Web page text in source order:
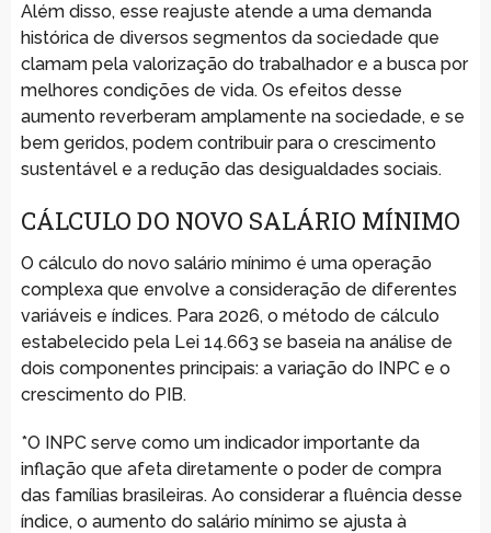
Além disso, esse reajuste atende a uma demanda
histórica de diversos segmentos da sociedade que
clamam pela valorização do trabalhador e a busca por
melhores condições de vida. Os efeitos desse
aumento reverberam amplamente na sociedade, e se
bem geridos, podem contribuir para o crescimento
sustentável e a redução das desigualdades sociais.
CÁLCULO DO NOVO SALÁRIO MÍNIMO
O cálculo do novo salário mínimo é uma operação
complexa que envolve a consideração de diferentes
variáveis e índices. Para 2026, o método de cálculo
estabelecido pela Lei 14.663 se baseia na análise de
dois componentes principais: a variação do INPC e o
crescimento do PIB.
*O INPC serve como um indicador importante da
inflação que afeta diretamente o poder de compra
das famílias brasileiras. Ao considerar a fluência desse
índice, o aumento do salário mínimo se ajusta à